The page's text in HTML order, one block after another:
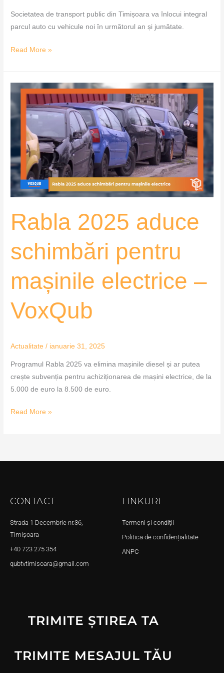
Societatea de transport public din Timișoara va înlocui integral
parcul auto cu vehicule noi în următorul an și jumătate.
Read More »
Rabla 2025 aduce
schimbări pentru
mașinile electrice –
VoxQub
Actualitate / ianuarie 31, 2025
Programul Rabla 2025 va elimina mașinile diesel și ar putea
crește subvenția pentru achiziționarea de mașini electrice, de la
5.000 de euro la 8.500 de euro.
Rabla
2025
aduce
schimbări
pentru
mașinile
electrice
–
VoxQub
Read More »
CONTACT
Strada 1 Decembrie nr.36,
Timișoara
+40 723 275 354
qubtvtimisoara@gmail.com
LINKURI
Termeni și condiții
Politica de confidențialitate
ANPC
TRIMITE ȘTIREA TA
TRIMITE MESAJUL TĂU